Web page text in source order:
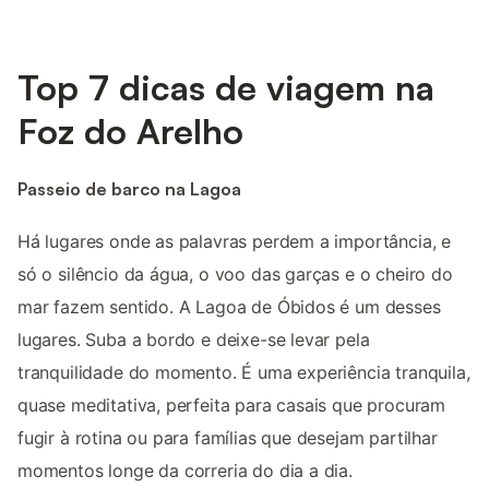
Top 7 dicas de viagem na
Foz do Arelho
Passeio de barco na Lagoa
Há lugares onde as palavras perdem a importância, e
só o silêncio da água, o voo das garças e o cheiro do
mar fazem sentido. A Lagoa de Óbidos é um desses
lugares. Suba a bordo e deixe-se levar pela
tranquilidade do momento. É uma experiência tranquila,
quase meditativa, perfeita para casais que procuram
fugir à rotina ou para famílias que desejam partilhar
momentos longe da correria do dia a dia.